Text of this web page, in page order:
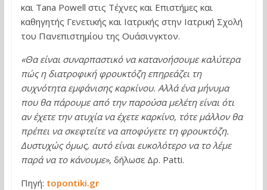
και Tana Powell στις Τέχνες και Επιστήμες και
καθηγητής Γενετικής και Ιατρικής στην Ιατρική Σχολή
του Πανεπιστημίου της Ουάσινγκτον.
«Θα είναι συναρπαστικό να κατανοήσουμε καλύτερα
πώς η διατροφική φρουκτόζη επηρεάζει τη
συχνότητα εμφάνισης καρκίνου. Αλλά ένα μήνυμα
που θα πάρουμε από την παρούσα μελέτη είναι ότι
αν έχετε την ατυχία να έχετε καρκίνο, τότε μάλλον θα
πρέπει να σκεφτείτε να αποφύγετε τη φρουκτόζη.
Δυστυχώς όμως, αυτό είναι ευκολότερο να το λέμε
παρά να το κάνουμε», δήλωσε Δρ. Patti.
Πηγή: topontiki.gr